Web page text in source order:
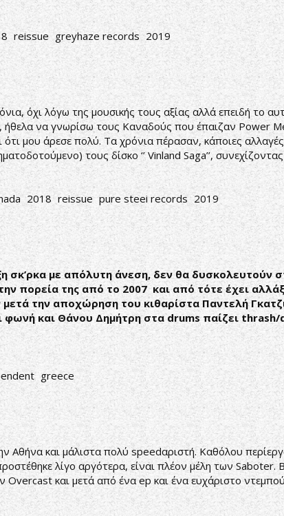
reissue greyhaze records 2019
όχι λόγω της μουσικής τους αξίας αλλά επειδή το
να γνωρίσω τους Καναδούς που έπαιζαν Power
ότι μου άρεσε πολύ. Τα χρόνια πέρασαν, κάποιες
τους δίσκο ‘’ Vinland Saga’’,
2018 reissue pure steei records 2019
με απόλυτη άνεση, δεν θα δυσκολευτούν
πορεία της από το 2007 και από τότε έχει
μετά την αποχώρηση του κιθαρίστα Παντελή
και Θάνου Δημήτρη στα drums παίζει
greece
και μάλιστα πολύ speedαριστή. Καθόλου
λίγο αργότερα, είναι πλέον μέλη των Saboter.
Overcast και μετά από ένα ep και ένα ευχάριστο